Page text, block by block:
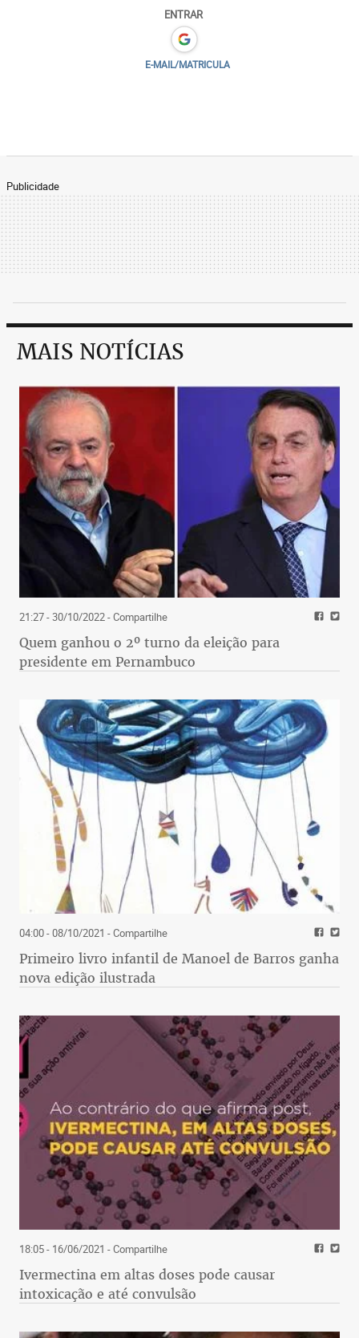
ENTRAR
E-MAIL/MATRICULA
Publicidade
MAIS NOTÍCIAS
21:27 - 30/10/2022- Compartilhe
Quem ganhou o 2º turno da eleição para
presidente em Pernambuco
04:00 - 08/10/2021 - Compartilhe
Primeiro livro infantil de Manoel de Barros ganha
nova edição ilustrada
18:05 - 16/06/2021 - Compartilhe
Ivermectina em altas doses pode causar
intoxicação e até convulsão